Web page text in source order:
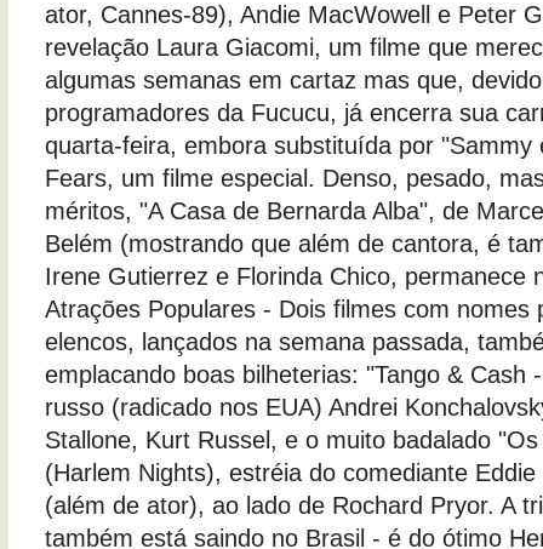
ator, Cannes-89), Andie MacWowell e Peter
revelação Laura Giacomi, um filme que
algumas semanas em cartaz mas que,
programadores da Fucucu, já encerra sua
quarta-feira, embora substituída por "Sammy
Fears, um filme especial. Denso, pesado,
méritos, "A Casa de Bernarda Alba", de
Belém (mostrando que além de cantora, é
Irene Gutierrez e Florinda Chico, permanece
Atrações Populares - Dois filmes com nomes
elencos, lançados na semana passada,
emplacando boas bilheterias: "Tango & Cash
russo (radicado nos EUA) Andrei
Stallone, Kurt Russel, e o muito badalado
(Harlem Nights), estréia do comediante
(além de ator), ao lado de Rochard Pryor. A
também está saindo no Brasil - é do ótimo